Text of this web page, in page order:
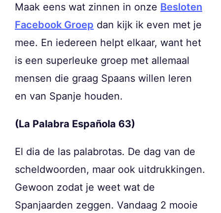
Maak eens wat zinnen in onze Besloten
Facebook Groep dan kijk ik even met je
mee. En iedereen helpt elkaar, want het
is een superleuke groep met allemaal
mensen die graag Spaans willen leren
en van Spanje houden.
(La Palabra Española 63)
El dia de las palabrotas. De dag van de
scheldwoorden, maar ook uitdrukkingen.
Gewoon zodat je weet wat de
Spanjaarden zeggen. Vandaag 2 mooie